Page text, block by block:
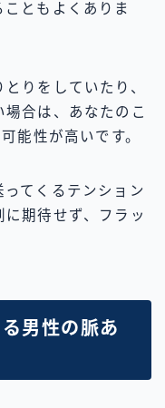
ともよくありま
りをしていたり、
合は、あなたのこ
能性が高いです。
てくるテンション
期待せず、フラッ
男性の脈あ